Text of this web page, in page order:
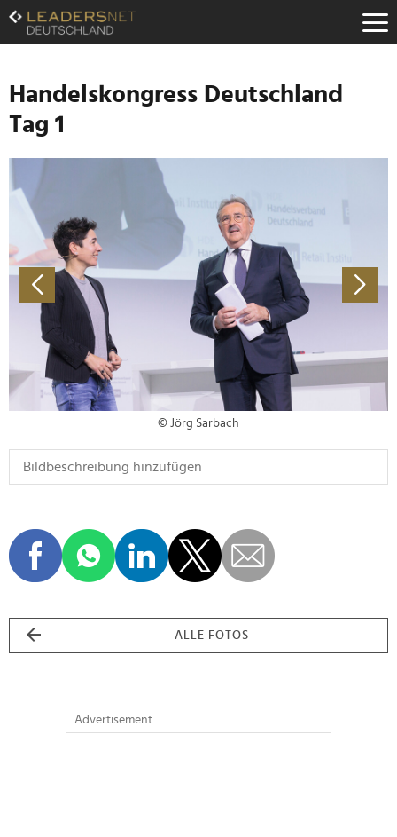
Zum
Inhalt
Zur
Navigation
Zur
Hauptnavigation
Handelskongress Deutschland
Tag 1
© Jörg Sarbach
ALLE FOTOS
Advertisement